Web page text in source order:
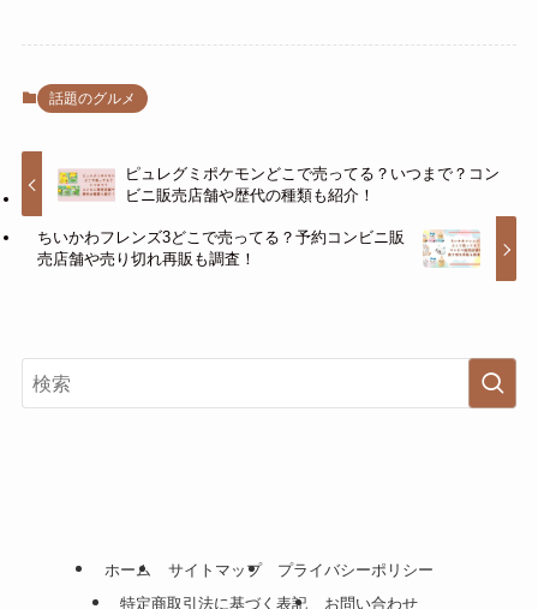
話題のグルメ
ピュレグミポケモンどこで売ってる？いつまで？コン
ビニ販売店舗や歴代の種類も紹介！
ちいかわフレンズ3どこで売ってる？予約コンビニ販
売店舗や売り切れ再販も調査！
ホーム サイトマップ
プライバシーポリシー
特定商取引法に基づく表記
お問い合わせ